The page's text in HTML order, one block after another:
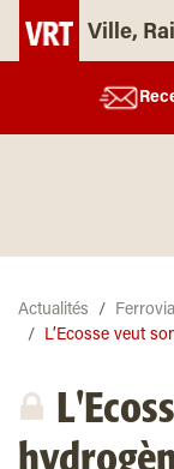
Ville,
Actualités
L’Ecosse veut